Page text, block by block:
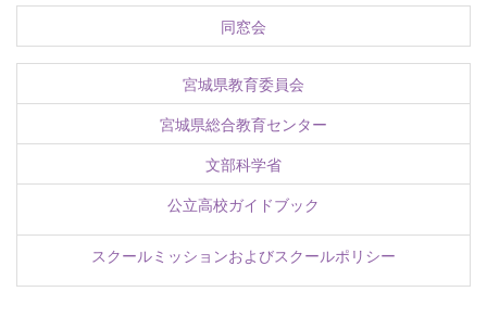
同窓会
宮城県教育委員会
宮城県総合教育センター
文部科学省
公立高校ガイドブック
スクールミッションおよびスクールポリシー